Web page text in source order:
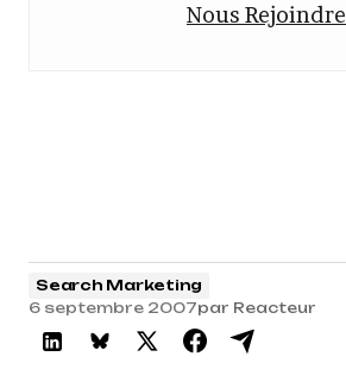
Nous Rejoindre
Search Marketing
6 septembre 2007par Reacteur